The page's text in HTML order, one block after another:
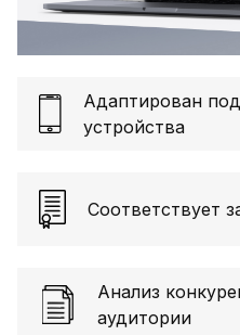
Адаптирован
устройства
Соответствует
Анализ
аудитории